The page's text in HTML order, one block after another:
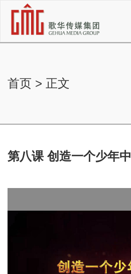
首页 > 正文
第八课 创造一个少年